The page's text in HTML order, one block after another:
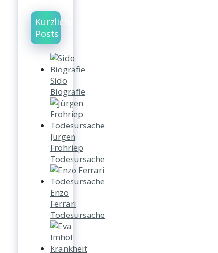
Kürzliche
Posts
Sido
Biografie
Jürgen
Frohriep
Todesursache
Enzo
Ferrari
Todesursache